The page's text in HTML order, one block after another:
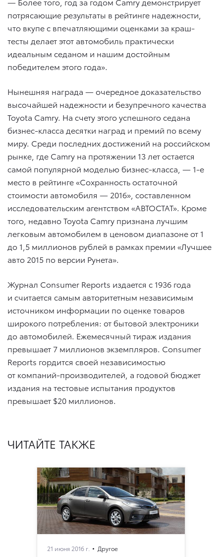
потрясающие результаты в рейтинге надежности,
что вкупе с впечатляющими оценками за краш-
тесты делает этот автомобиль практически
идеальным седаном и нашим достойным
победителем этого года».
Нынешняя награда — очередное доказательство
высочайшей надежности и безупречного качества
Toyota Camry. На счету этого успешного седана
бизнес-класса десятки наград и премий по всему
миру. Среди последних достижений на российском
рынке, где Camry на протяжении 13 лет остается
самой популярной моделью бизнес-класса, — 1-е
место в рейтинге «Сохранность остаточной
стоимости автомобиля — 2016», составленном
исследовательским агентством «АВТОСТАТ». Кроме
того, недавно Toyota Camry признана лучшим
легковым автомобилем в ценовом диапазоне от 1
до 1,5 миллионов рублей в рамках премии «Лучшее
авто 2015 по версии Рунета».
Журнал Consumer Reports издается с 1936 года
и считается самым авторитетным независимым
источником информации по оценке товаров
широкого потребления: от бытовой электроники
до автомобилей. Ежемесячный тираж издания
превышает 7 миллионов экземпляров. Consumer
Reports гордится своей независимостью
от компаний-производителей, а годовой бюджет
издания на тестовые испытания продуктов
превышает $20 миллионов.
ЧИТАЙТЕ ТАКЖЕ
21 июня 2016 г. Другое